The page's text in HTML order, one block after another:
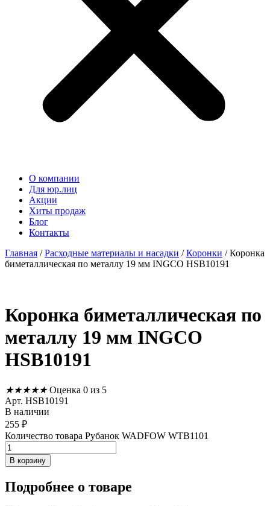
О компании
Для юр.лиц
Акции
Хиты продаж
Блог
Контакты
Главная /Расходные материалы и насадки /Коронки / Коронка
биметаллическая по металлу 19 мм INGCO HSB10191
Коронка биметаллическая по
металлу 19 мм INGCO
HSB10191
★★★★★ Оценка 0 из 5
Арт. HSB10191
В наличии
255 ₽
Количество товара Рубанок WADFOW WTB1101
В корзину
Подробнее о товаре